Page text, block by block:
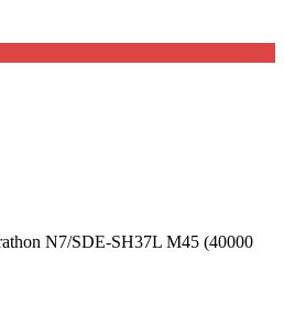
N7/SDE-SH37L M45 (40000